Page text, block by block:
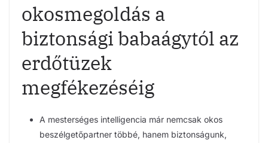
okosmegoldás a
biztonsági babaágytól az
erdőtüzek
megfékezéséig
A mesterséges intelligencia már nemcsak okos
beszélgetőpartner többé, hanem biztonságunk,